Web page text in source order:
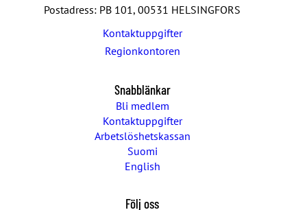
Postadress: PB 101, 00531 HELSINGFORS
Kontaktuppgifter
Regionkontoren
Snabblänkar
Bli medlem
Kontaktuppgifter
Arbetslöshetskassan
Suomi
English
Följ oss